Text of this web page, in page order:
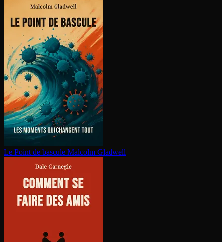
Le Point de bascule Malcolm Gladwell